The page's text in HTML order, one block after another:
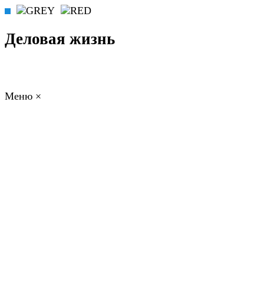
Деловая жизнь
Меню ×